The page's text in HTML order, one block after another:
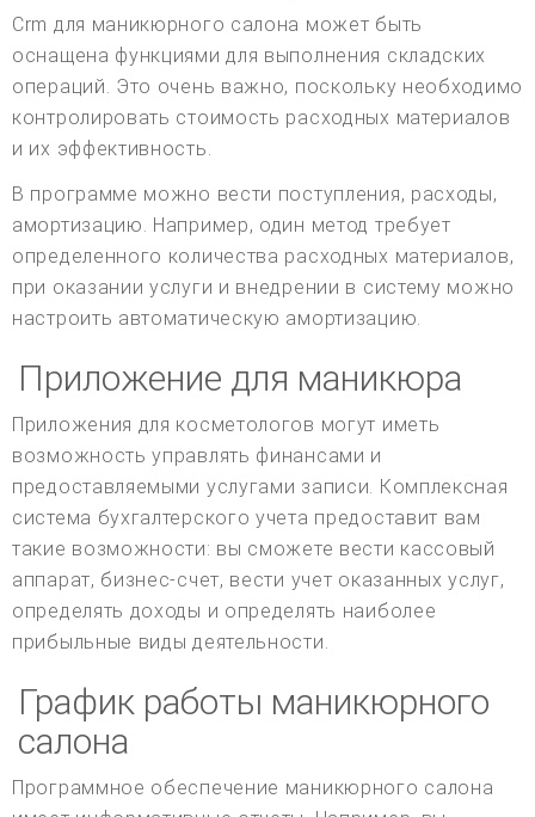
Crm для маникюрного салона может быть
оснащена функциями для выполнения складских
операций. Это очень важно, поскольку необходимо
контролировать стоимость расходных материалов
и их эффективность.
В программе можно вести поступления, расходы,
амортизацию. Например, один метод требует
определенного количества расходных материалов,
при оказании услуги и внедрении в систему можно
настроить автоматическую амортизацию.
Приложение для маникюра
Приложения для косметологов могут иметь
возможность управлять финансами и
предоставляемыми услугами записи. Комплексная
система бухгалтерского учета предоставит вам
такие возможности: вы сможете вести кассовый
аппарат, бизнес-счет, вести учет оказанных услуг,
определять доходы и определять наиболее
прибыльные виды деятельности.
График работы маникюрного
салона
Программное обеспечение маникюрного салона